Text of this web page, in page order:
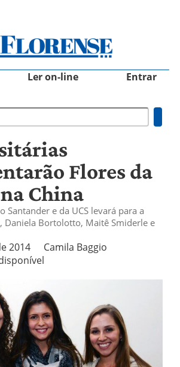
Ler on-line Entrar
Flores da
China
Santander e da UCS levará para a
Daniela Bortolotto, Maitê Smiderle e
2014
Camila Baggio